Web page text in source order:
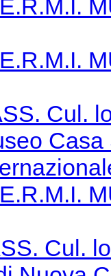
Cul.
Cul.